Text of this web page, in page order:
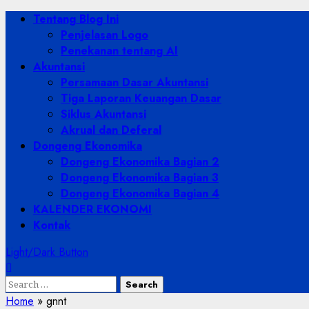
Skip
PrimaryTentang Blog Ini
Penjelasan Logo
Penekanan tentang AI
Akuntansi
Persamaan Dasar Akuntansi
Tiga Laporan Keuangan Dasar
Siklus Akuntansi
Akrual dan Deferal
Dongeng Ekonomika
Dongeng Ekonomika Bagian 2
Dongeng Ekonomika Bagian 3
Dongeng Ekonomika Bagian 4
KALENDER EKONOMI
Kontak
Light/Dark Button
Search
for:
Home » gnnt